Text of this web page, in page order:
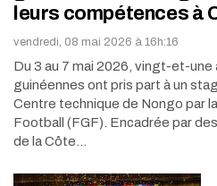
leurs compétences à
vendredi, 08 mai 2026 à 16h:16
Du 3 au 7 mai 2026, vingt-et-
guinéennes ont pris part à un
Centre technique de Nongo par
Football (FGF). Encadrée par
de la Côte…